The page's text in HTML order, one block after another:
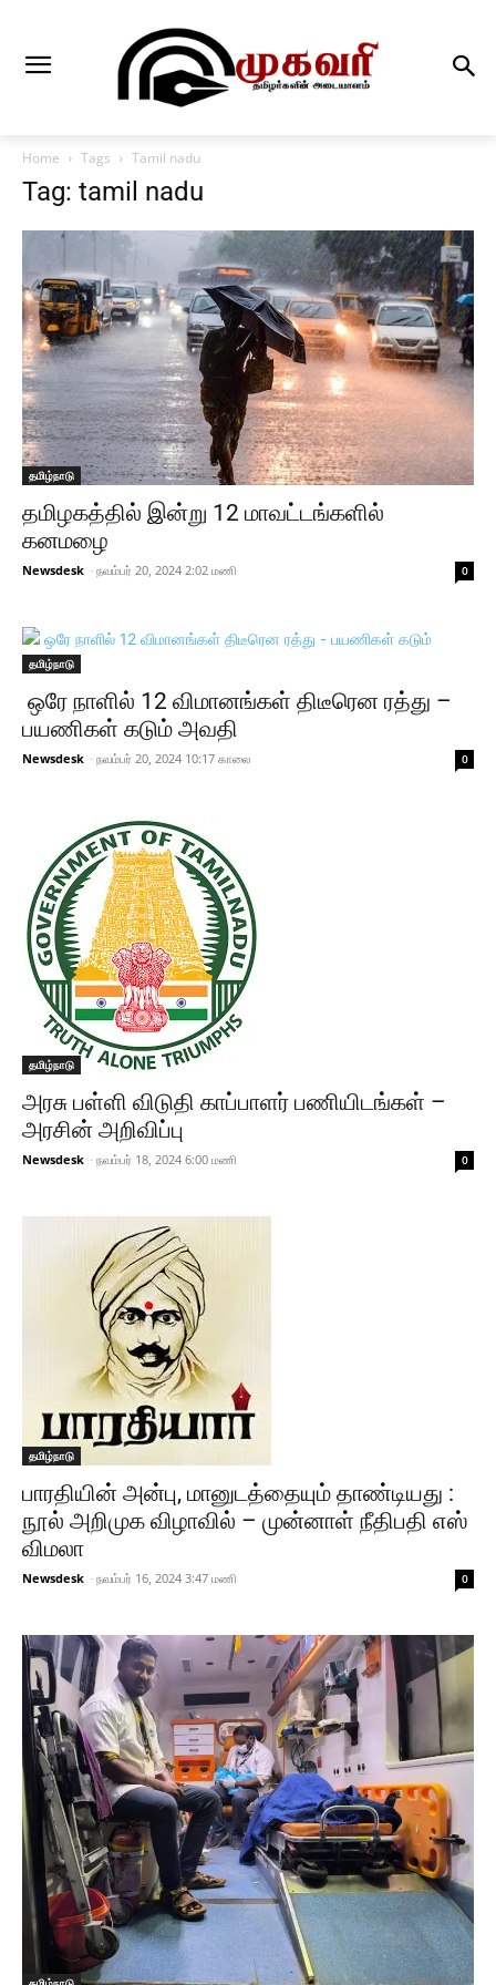
Home Tags Tamil nadu
Tag: tamil nadu
தமிழ்நாடு
தமிழகத்தில் இன்று 12 மாவட்டங்களில்
கனமழை
Newsdesk - நவம்பர் 20, 2024 2:02 மணி 0
தமிழ்நாடு
ஒரே நாளில் 12 விமானங்கள் திடீரென ரத்து –
பயணிகள் கடும் அவதி
Newsdesk - நவம்பர் 20, 2024 10:17 காலை 0
தமிழ்நாடு
அரசு பள்ளி விடுதி காப்பாளர் பணியிடங்கள் –
அரசின் அறிவிப்பு
Newsdesk - நவம்பர் 18, 2024 6:00 மணி 0
தமிழ்நாடு
பாரதியின் அன்பு, மானுடத்தையும் தாண்டியது :
நூல் அறிமுக விழாவில் – முன்னாள் நீதிபதி எஸ்
விமலா
Newsdesk - நவம்பர் 16, 2024 3:47 மணி 0